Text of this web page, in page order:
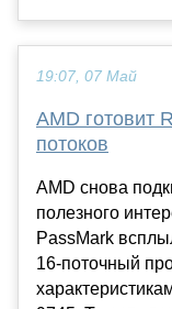
19:07, 07 Май
AMD готовит
потоков
AMD снова
полезного
PassMark
16-поточный